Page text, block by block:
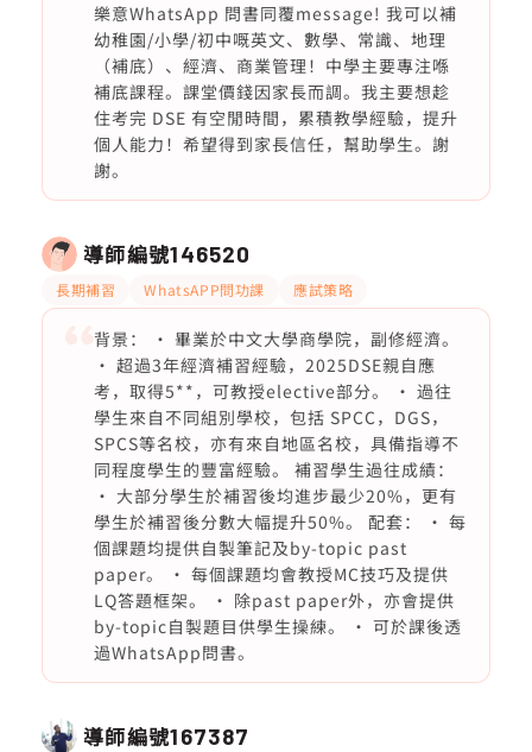
樂意WhatsApp 問書同覆message! 我可以補
幼稚園/小學/初中嘅英文、數學、常識、地理
（補底）、經濟、商業管理！中學主要專注喺
補底課程。課堂價錢因家長而調。我主要想趁
住考完 DSE 有空閒時間，累積教學經驗，提升
個人能力！希望得到家長信任，幫助學生。謝
謝。
導師編號146520
長期補習 WhatsAPP問功課 應試策略
背景： • 畢業於中文大學商學院，副修經濟。
• 超過3年經濟補習經驗，2025DSE親自應
考，取得5**，可教授elective部分。 • 過往
學生來自不同組別學校，包括 SPCC，DGS，
SPCS等名校，亦有來自地區名校，具備指導不
同程度學生的豐富經驗。 補習學生過往成績：
• 大部分學生於補習後均進步最少20%，更有
學生於補習後分數大幅提升50%。 配套： • 每
個課題均提供自製筆記及by-topic past
paper。 • 每個課題均會教授MC技巧及提供
LQ答題框架。 • 除past paper外，亦會提供
by-topic自製題目供學生操練。 • 可於課後透
過WhatsApp問書。
導師編號167387